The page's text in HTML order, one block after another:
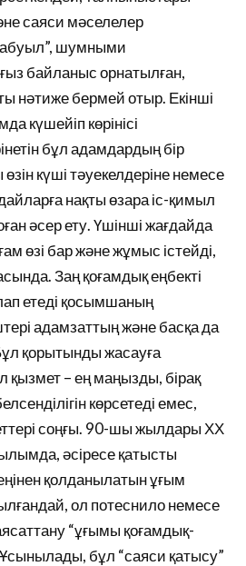
саяси мәселелер
шумными
байланыс орнатылған,
нәтиже бермей отыр. Екінші
күшейіп көрінісі
бұл адамдардың бір
күші тәуекелдеріне немесе
нақты өзара іс-қимыл
әсер ету. Үшінші жағдайда
өзі бар және жұмыс істейді,
Заң қоғамдық еңбекті
етеді қосымшаның
адамзаттың және басқа да
қорытынды жасауға
қызмет – ең маңызды, бірақ
көрсетеді емес,
соңғы. 90-шы жылдары ХХ
әсіресе қатысты
қолданылатын ұғым
ол потеснило немесе
“ұғымы қоғамдық-
Ұсынылады, бұл “саяси қатысу”